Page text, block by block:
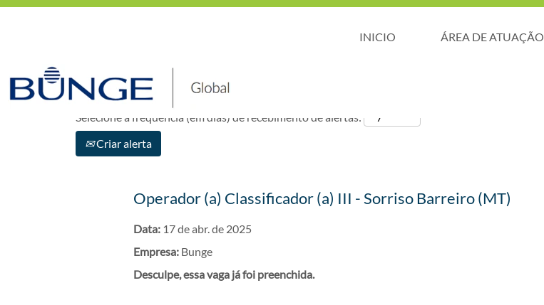
INICIO ÁREA DE ATUAÇÃO
Selecione a frequência (em dias) de recebimento de alertas:
Criar alerta
Operador (a) Classificador (a) III - Sorriso Barreiro (MT)
Data: 17 de abr. de 2025
Empresa: Bunge
Desculpe, essa vaga já foi preenchida.